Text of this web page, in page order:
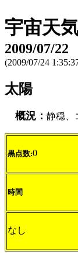
宇宙天
2009/07/22
(2009/07/24
太陽
概況： 静穏、
黒点数:0
時間
なし